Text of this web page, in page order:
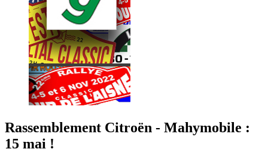
Rassemblement Citroën - Mahymobile :
15 mai !